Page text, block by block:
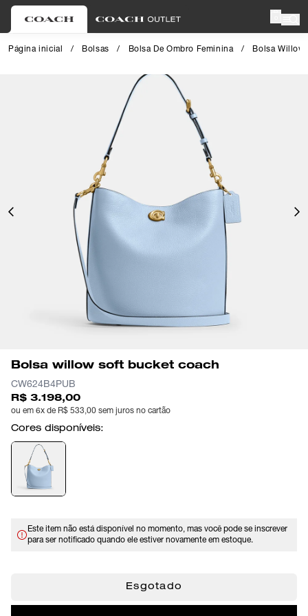
Página inicial / Bolsas / Bolsa De Ombro Feminina / Bolsa Willow
Bolsa willow soft bucket coach
CW624B4PUB
R$ 3.198,00
ou em 6x de R$ 533,00 sem juros no cartão
Cores disponíveis:
Este item não está disponível no momento, mas você pode se inscrever
para ser notificado quando ele estiver novamente em estoque.
Esgotado